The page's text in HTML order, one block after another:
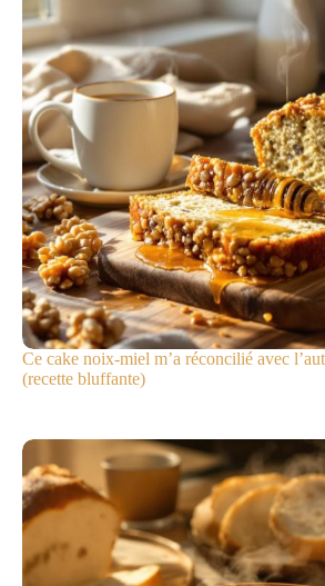
Ce cake noix-miel m’a réconcilié avec
(recette bluffante)